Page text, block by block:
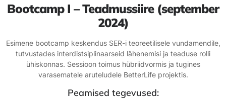
Bootcamp I – Teadmussiire (september
2024)
Esimene bootcamp keskendus SER-i teoreetilisele vundamendile,
tutvustades interdistsiplinaarseid lähenemisi ja teaduse rolli
ühiskonnas. Sessioon toimus hübriidvormis ja tugines
varasematele aruteludele BetterLife projektis.
Peamised tegevused: